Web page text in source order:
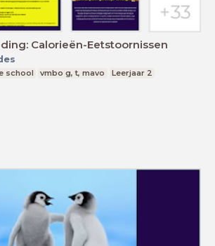
Calorieën-Eetstoornissen
school vmbo g, t, mavo Leerjaar 2